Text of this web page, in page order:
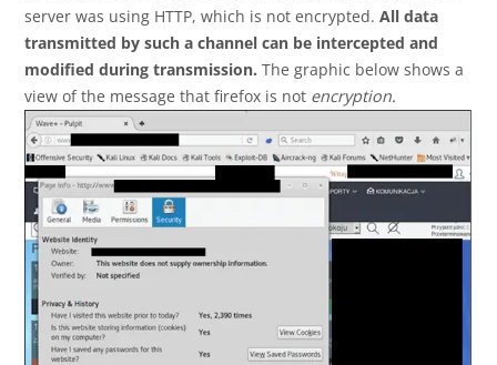
server was using HTTP, which is not encrypted. All data
transmitted by such a channel can be intercepted and
modified during transmission. The graphic below shows a
view of the message that firefox is not encryption.